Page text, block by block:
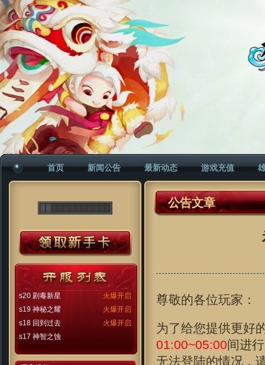
首页 新闻公告 最新动态 游戏充值
火爆开启
s20 剧毒新星
火爆开启
s19 神秘之耀
火爆开启
s18 回到过去
s17 神智之蚀
公告文章
尊敬的各位玩家：
为了给您提供更好
01:00~05:00间进
无法登陆的情况，